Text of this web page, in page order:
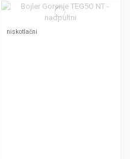
niskotlačni